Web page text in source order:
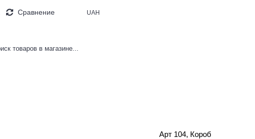
Сравнение UAH
Арт 104, Короб